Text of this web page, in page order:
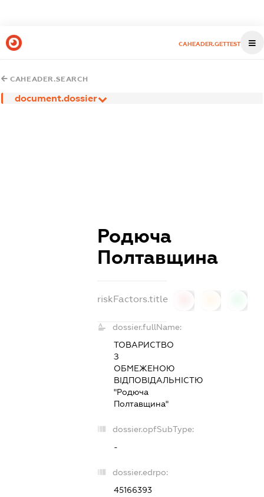
CAHEADER.GETTEST
CAHEADER.SEARCH
document.dossier
Родюча
Полтавщина
riskFactors.title
dossier.fullName:
ТОВАРИСТВО
З
ОБМЕЖЕНОЮ
ВІДПОВІДАЛЬНІСТЮ
"Родюча
Полтавщина"
dossier.opfSubType:
-
dossier.edrpo:
45166393